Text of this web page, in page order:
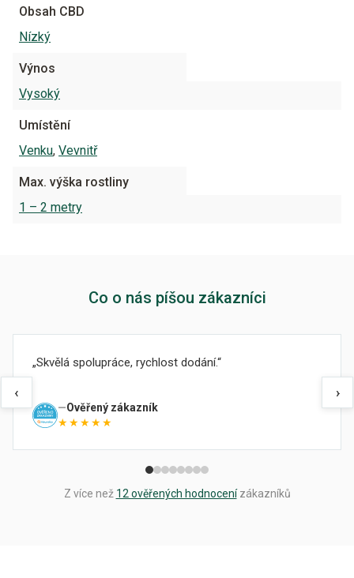
Obsah CBD
Nízký
Výnos
Vysoký
Umístění
Venku, Vevnitř
Max. výška rostliny
1 – 2 metry
Co o nás píšou zákazníci
‹
Skvělá spolupráce, rychlost dodání.
Ověřený zákazník
★★★★★
›
Z více než 12 ověřených hodnocenízákazníků